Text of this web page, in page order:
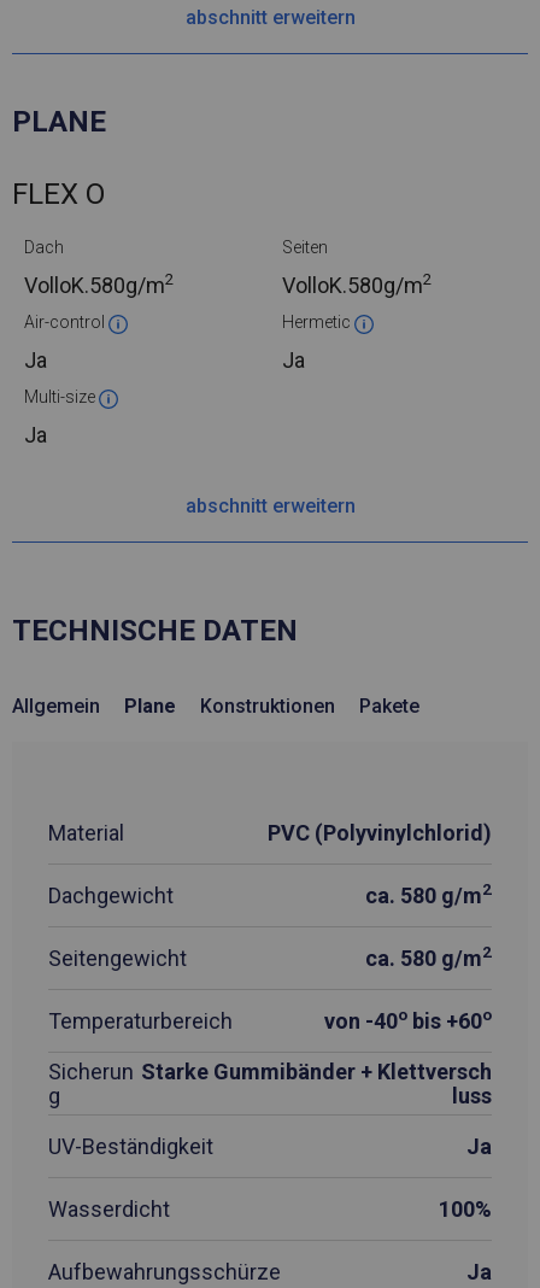
abschnitt erweitern
PLANE
FLEX O
Dach
VolloK.580g/m2
Seiten
VolloK.580g/m2
Air-control
Ja
Hermetic
Ja
Multi-size
Ja
abschnitt erweitern
TECHNISCHE DATEN
Allgemein Plane Konstruktionen Pakete
Material PVC (Polyvinylchlorid)
Dachgewicht ca. 580 g/m2
Seitengewicht ca. 580 g/m2
Temperaturbereich von -40o bis +60o
Sicherun
g
Starke Gummibänder + Klettversch
luss
UV-Beständigkeit
Ja
Wasserdicht 100%
Aufbewahrungsschürze Ja